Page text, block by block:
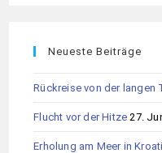
Neueste Beiträge
Rückreise von der langen
Flucht vor der Hitze 27.
Erholung am Meer in